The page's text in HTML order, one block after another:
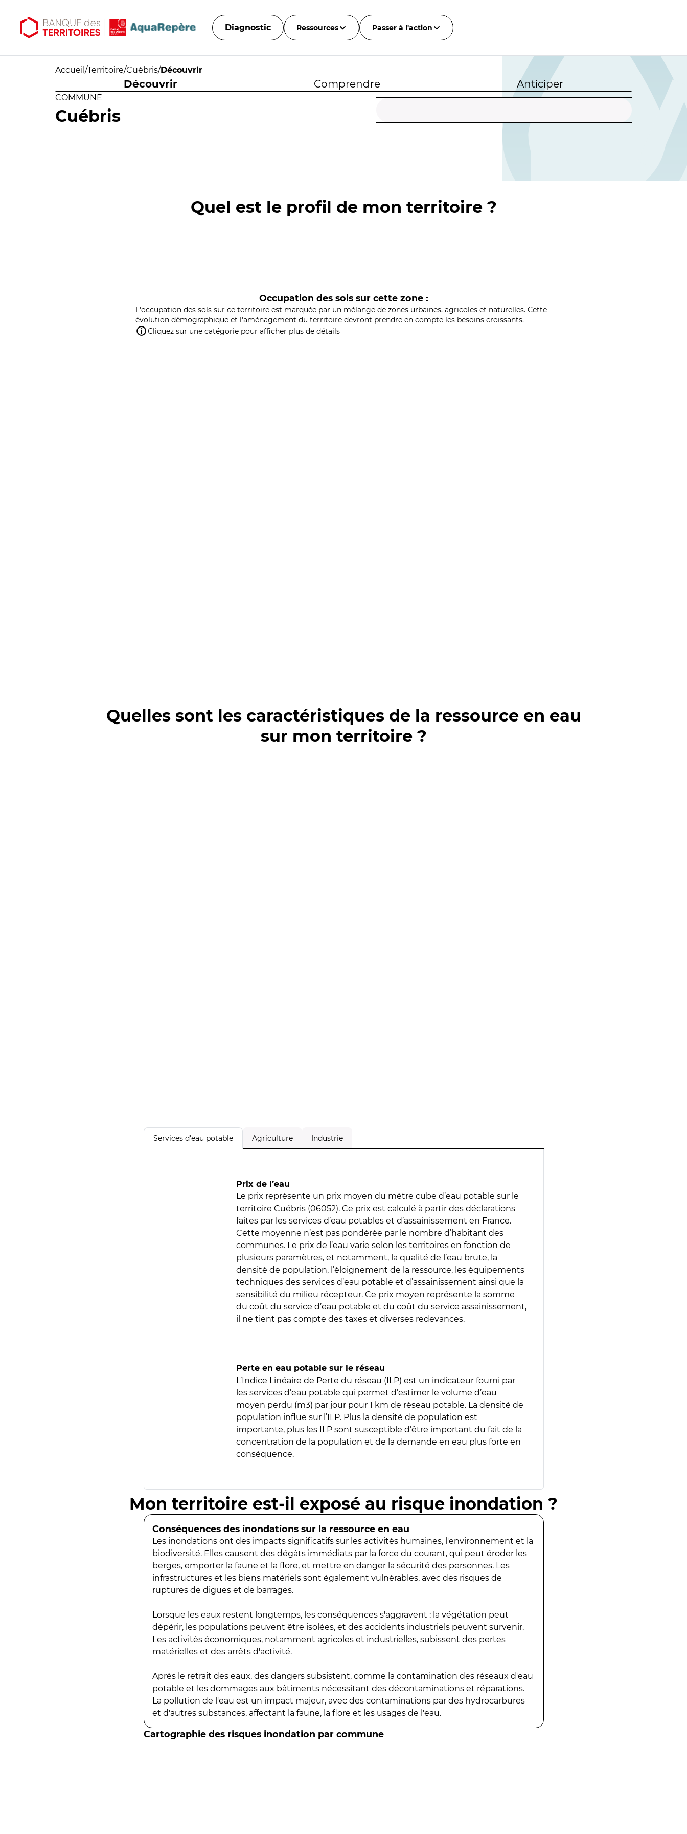
Diagnostic Ressources Passer à l'action
Accueil /Territoire/Cuébris/Découvrir
Découvrir Comprendre Anticiper
COMMUNE
Cuébris
Quel est le profil de mon territoire ?
Occupation des sols sur cette zone :
L'occupation des sols sur ce territoire est marquée par un mélange de zones urbaines, agricoles et naturelles. Cette
évolution démographique et l'aménagement du territoire devront prendre en compte les besoins croissants.
Cliquez sur une catégorie pour afficher plus de détails
Quelles sont les caractéristiques de la ressource en eau
sur mon territoire ?
Services d'eau potable Agriculture Industrie
Prix de l’eau
Le prix représente un prix moyen du mètre cube d’eau potable sur le
territoire Cuébris (06052). Ce prix est calculé à partir des déclarations
faites par les services d’eau potables et d’assainissement en France.
Cette moyenne n’est pas pondérée par le nombre d’habitant des
communes. Le prix de l’eau varie selon les territoires en fonction de
plusieurs paramètres, et notamment, la qualité de l’eau brute, la
densité de population, l’éloignement de la ressource, les équipements
techniques des services d’eau potable et d’assainissement ainsi que la
sensibilité du milieu récepteur. Ce prix moyen représente la somme
du coût du service d’eau potable et du coût du service assainissement,
il ne tient pas compte des taxes et diverses redevances.
Perte en eau potable sur le réseau
L’Indice Linéaire de Perte du réseau (ILP) est un indicateur fourni par
les services d’eau potable qui permet d’estimer le volume d’eau
moyen perdu (m3) par jour pour 1 km de réseau potable. La densité de
population influe sur l’ILP. Plus la densité de population est
importante, plus les ILP sont susceptible d’être important du fait de la
concentration de la population et de la demande en eau plus forte en
conséquence.
Mon territoire est-il exposé au risque inondation ?
Conséquences des inondations sur la ressource en eau
Les inondations ont des impacts significatifs sur les activités humaines, l'environnement et la
biodiversité. Elles causent des dégâts immédiats par la force du courant, qui peut éroder les
berges, emporter la faune et la flore, et mettre en danger la sécurité des personnes. Les
infrastructures et les biens matériels sont également vulnérables, avec des risques de
ruptures de digues et de barrages.
Lorsque les eaux restent longtemps, les conséquences s'aggravent : la végétation peut
dépérir, les populations peuvent être isolées, et des accidents industriels peuvent survenir.
Les activités économiques, notamment agricoles et industrielles, subissent des pertes
matérielles et des arrêts d'activité.
Après le retrait des eaux, des dangers subsistent, comme la contamination des réseaux d'eau
potable et les dommages aux bâtiments nécessitant des décontaminations et réparations.
La pollution de l'eau est un impact majeur, avec des contaminations par des hydrocarbures
et d'autres substances, affectant la faune, la flore et les usages de l'eau.
Cartographie des risques inondation par commune